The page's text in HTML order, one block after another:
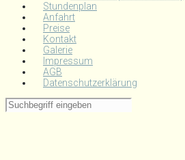
Stundenplan
Anfahrt
Preise
Kontakt
Galerie
Impressum
AGB
Datenschutzerklärung